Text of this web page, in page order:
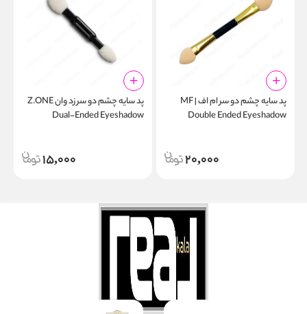
پد سایه چشم دو سر ام اف | MF
Double Ended Eyeshadow
20,000
پد سایه چشم دو سر زد وان Z.ONE
Dual-Ended Eyeshadow
15,000